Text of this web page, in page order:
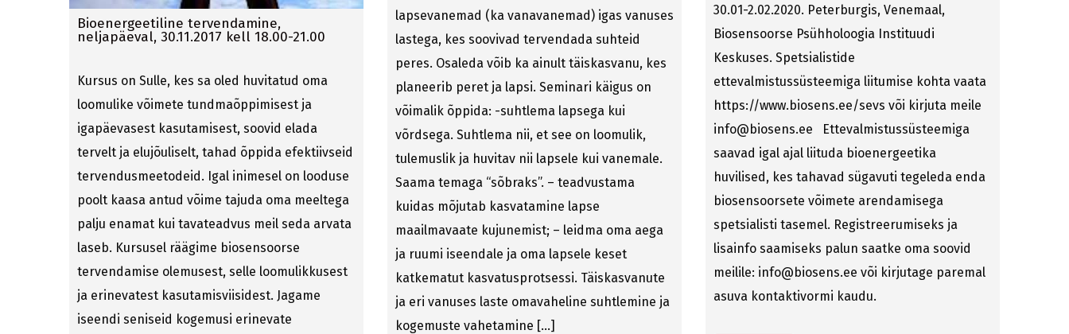
Bioenergeetiline tervendamine,
neljapäeval, 30.11.2017 kell 18.00-21.00
Kursus on Sulle, kes sa oled huvitatud oma
loomulike võimete tundmaõppimisest ja
igapäevasest kasutamisest, soovid elada
tervelt ja elujõuliselt, tahad õppida efektiivseid
tervendusmeetodeid. Igal inimesel on looduse
poolt kaasa antud võime tajuda oma meeltega
palju enamat kui tavateadvus meil seda arvata
laseb. Kursusel räägime biosensoorse
tervendamise olemusest, selle loomulikkusest
ja erinevatest kasutamisviisidest. Jagame
iseendi seniseid kogemusi erinevate
lapsevanemad (ka vanavanemad) igas vanuses
lastega, kes soovivad tervendada suhteid
peres. Osaleda võib ka ainult täiskasvanu, kes
planeerib peret ja lapsi. Seminari käigus on
võimalik õppida: -suhtlema lapsega kui
võrdsega. Suhtlema nii, et see on loomulik,
tulemuslik ja huvitav nii lapsele kui vanemale.
Saama temaga “sõbraks”. – teadvustama
kuidas mõjutab kasvatamine lapse
maailmavaate kujunemist; – leidma oma aega
ja ruumi iseendale ja oma lapsele keset
katkematut kasvatusprotsessi. Täiskasvanute
ja eri vanuses laste omavaheline suhtlemine ja
kogemuste vahetamine […]
30.01-2.02.2020. Peterburgis, Venemaal,
Biosensoorse Psühholoogia Instituudi
Keskuses. Spetsialistide
ettevalmistussüsteemiga liitumise kohta vaata
https://www.biosens.ee/sevs või kirjuta meile
info@biosens.ee Ettevalmistussüsteemiga
saavad igal ajal liituda bioenergeetika
huvilised, kes tahavad sügavuti tegeleda enda
biosensoorsete võimete arendamisega
spetsialisti tasemel. Registreerumiseks ja
lisainfo saamiseks palun saatke oma soovid
meilile: info@biosens.ee või kirjutage paremal
asuva kontaktivormi kaudu.